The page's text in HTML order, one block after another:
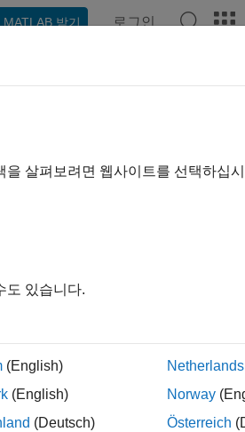
MATLAB 받기 로그인
살펴보려면 웹사이트를 선택하십
도 있습니다.
(English)
(English)
(Deutsch)
Netherlands
Norway
Österreich